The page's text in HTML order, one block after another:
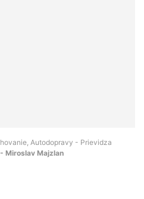
Autodopravy - Prievidza
Miroslav Majzlan